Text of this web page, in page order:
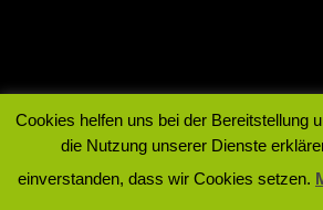
Cookies helfen uns bei der Bereitstellung
die Nutzung unserer Dienste
einverstanden, dass wir Cookies setzen.